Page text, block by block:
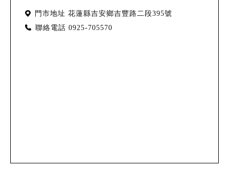
門市地址 花蓮縣吉安鄉吉豐路二段395號
聯絡電話 0925-705570